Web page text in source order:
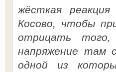
жёсткая
Косово, чтобы
отрицать
напряжение там
одной из